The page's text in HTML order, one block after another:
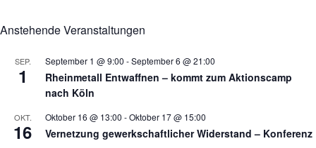
Anstehende Veranstaltungen
SEP.
1
September 1 @ 9:00 -September 6 @ 21:00
Rheinmetall Entwaffnen – kommt zum Aktionscamp
nach Köln
OKT.
16
Oktober 16 @ 13:00 -Oktober 17 @ 15:00
Vernetzung gewerkschaftlicher Widerstand – Konferenz